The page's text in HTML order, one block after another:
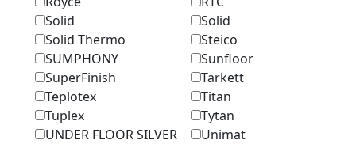
Solid
Solid
Solid Thermo
Steico
SUMPHONY
Sunfloor
SuperFinish
Tarkett
Teplotex
Titan
Tuplex
Tytan
UNDER FLOOR SILVER
Unimat